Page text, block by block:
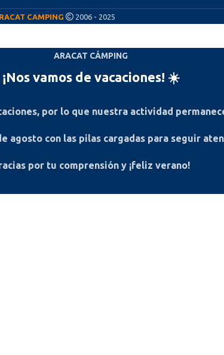
CAMPING 2006 - 2025
ARACAT CÁMPING
¡Nos vamos de vacaciones! ☀️
por lo que nuestra actividad
agosto con las pilas cargadas para seguir
por tu comprensión y ¡feliz verano!